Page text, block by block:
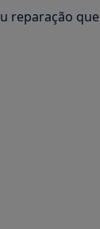
reparação que